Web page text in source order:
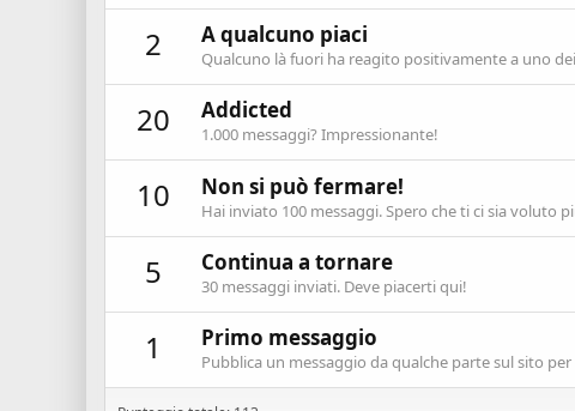
2 A qualcuno piaci
Qualcuno là fuori ha reagito positivamente a uno
20 Addicted
1.000 messaggi? Impressionante!
10 Non si può fermare!
Hai inviato 100 messaggi. Spero che ti ci sia voluto
5 Continua a tornare
30 messaggi inviati. Deve piacerti qui!
1 Primo messaggio
Pubblica un messaggio da qualche parte sul sito